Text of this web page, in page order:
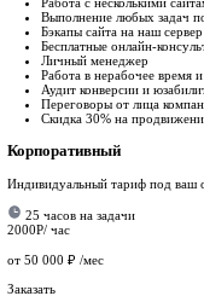
Разработка нового
Хотите новый,
Ущерб: утечка
Ущерб: утечка данных,
Тарифы и